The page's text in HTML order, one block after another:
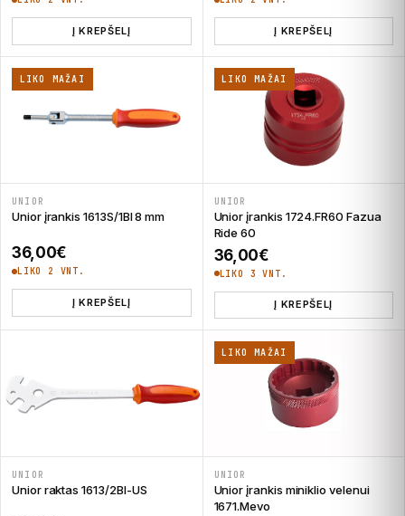
Į KREPŠELĮ Į KREPŠELĮ
LIKO MAŽAI
UNIOR
Unior įrankis 1613S/1BI 8 mm
36,00€
LIKO 2 VNT.
Į KREPŠELĮ
LIKO MAŽAI
UNIOR
Unior įrankis 1724.FR60 Fazua
Ride 60
36,00€
LIKO 3 VNT.
Į KREPŠELĮ
UNIOR
Unior raktas 1613/2BI-US
LIKO MAŽAI
UNIOR
Unior įrankis miniklio velenui
1671.Mevo